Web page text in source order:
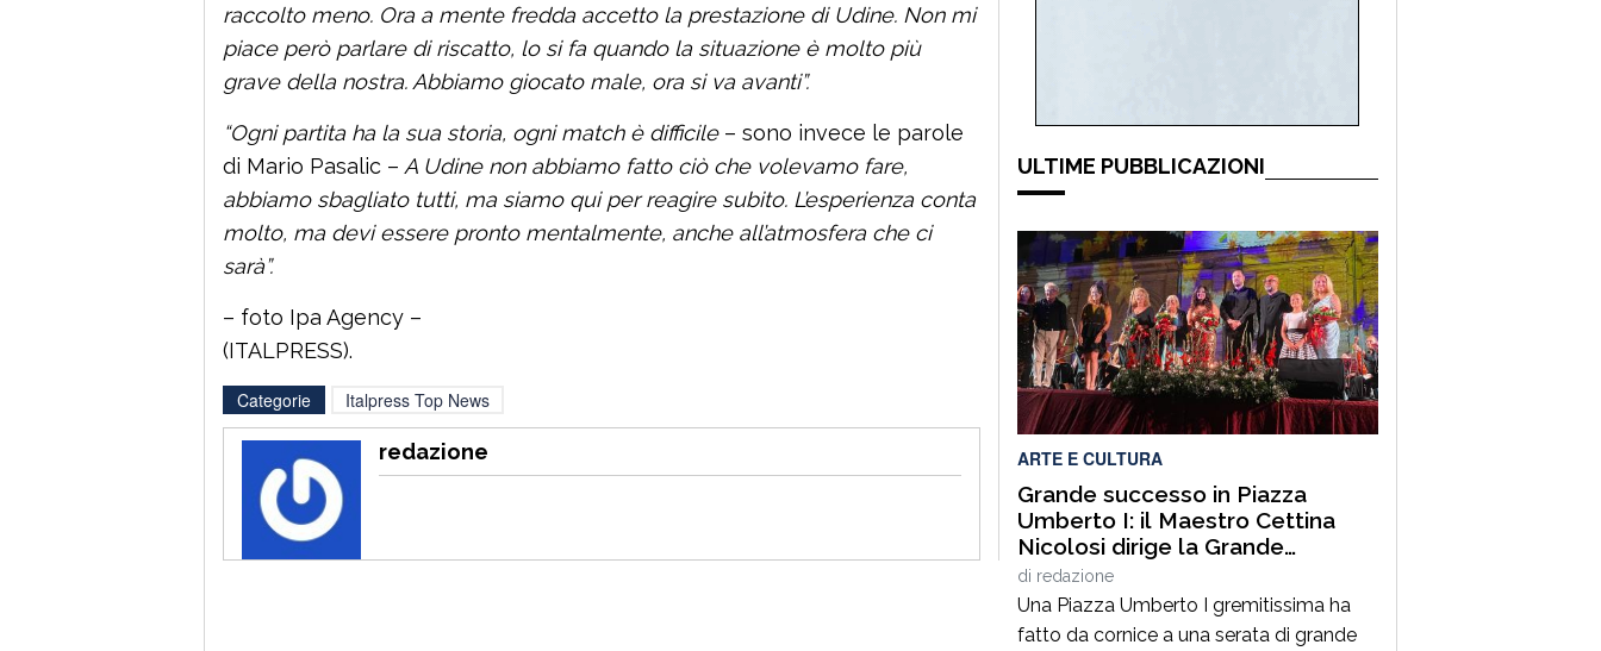
raccolto meno. Ora a mente fredda accetto la prestazione di Udine. Non mi
piace però parlare di riscatto, lo si fa quando la situazione è molto più
grave della nostra. Abbiamo giocato male, ora si va avanti”.
“Ogni partita ha la sua storia, ogni match è difficile– sono invece le parole
di Mario Pasalic – A Udine non abbiamo fatto ciò che volevamo fare,
abbiamo sbagliato tutti, ma siamo qui per reagire subito. L’esperienza conta
molto, ma devi essere pronto mentalmente, anche all’atmosfera che ci
sarà”.
– foto Ipa Agency –
(ITALPRESS).
Categorie Italpress Top News
redazione
ULTIME PUBBLICAZIONI
ARTE E CULTURA
Grande successo in Piazza
Umberto I: il Maestro Cettina
Nicolosi dirige la Grande
Orchestra Sinfonica “Tosti” e il
Coro Lirico “Salecchi” Città di
Chieti
di redazione
Una Piazza Umberto I gremitissima ha
fatto da cornice a una serata di grande